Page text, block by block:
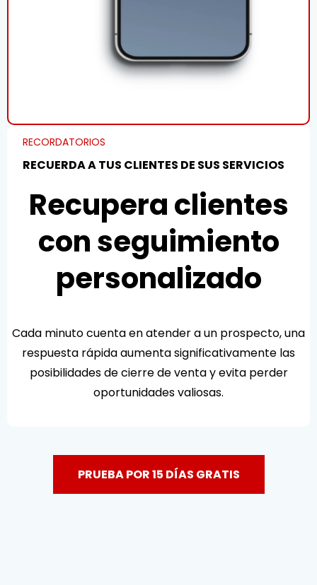
RECORDATORIOS
RECUERDA A TUS CLIENTES DE SUS SERVICIOS
Recupera clientes
con seguimiento
personalizado
Cada minuto cuenta en atender a un prospecto, una
respuesta rápida aumenta significativamente las
posibilidades de cierre de venta y evita perder
oportunidades valiosas.
PRUEBA POR 15 DÍAS GRATIS